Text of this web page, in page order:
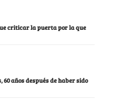
criticar la puerta por la que
años después de haber sido